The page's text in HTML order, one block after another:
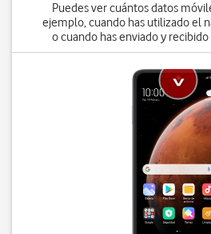
Puedes ver cuántos datos
ejemplo, cuando has utilizado el
o cuando has enviado y